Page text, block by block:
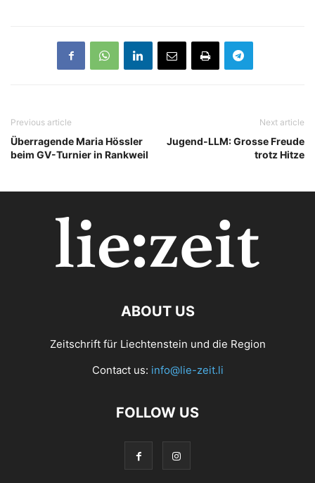
Previous article
Überragende Maria Hössler
beim GV-Turnier in Rankweil
Next article
Jugend-LLM: Grosse Freude
trotz Hitze
ABOUT US
Zeitschrift für Liechtenstein und die Region
Contact us: info@lie-zeit.li
FOLLOW US